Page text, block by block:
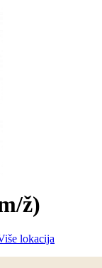
ž)
lokacija